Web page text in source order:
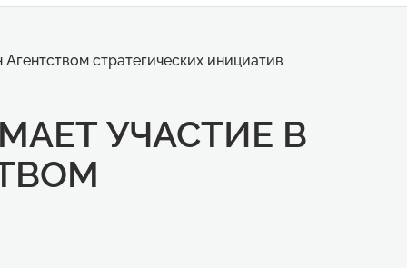
стратегических инициатив
УЧАСТИЕ В